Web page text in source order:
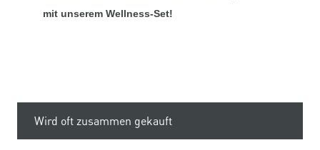
mit unserem Wellness-Set!
Wird oft zusammen gekauft